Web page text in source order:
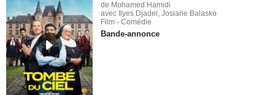
de Mohamed Hamidi
avec Ilyes Djadel, Josiane Balasko
Film - Comédie
Bande-annonce